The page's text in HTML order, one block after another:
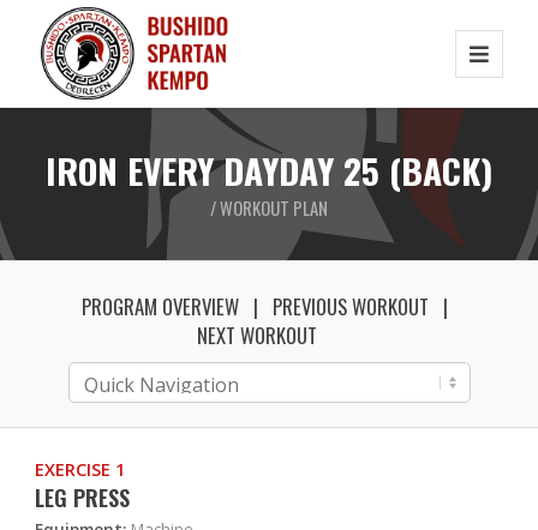
IRON EVERY DAYDAY 25 (BACK)
/ WORKOUT PLAN
PROGRAM OVERVIEW
PREVIOUS WORKOUT
NEXT WORKOUT
EXERCISE 1
LEG PRESS